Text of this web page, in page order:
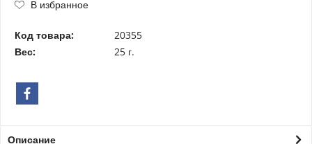
В избранное
Код товара:
20355
Вес:
25 г.
Описание